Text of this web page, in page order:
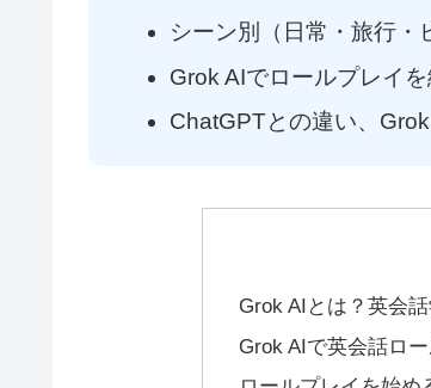
シーン別（日常・旅行・
Grok AIでロールプレイ
ChatGPTとの違い、
Grok AIとは？英会
Grok AIで英会話ロ